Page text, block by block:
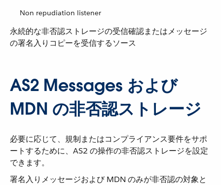
Non repudiation listener
永続的な非否認ストレージの受信確認またはメッセージ
の署名入りコピーを受信するソース
AS2 Messages および
MDN の非否認ストレージ
必要に応じて、規制またはコンプライアンス要件をサポ
ートするために、AS2 の操作の非否認ストレージを設定
できます。
署名入りメッセージおよび MDN のみが非否認の対象と